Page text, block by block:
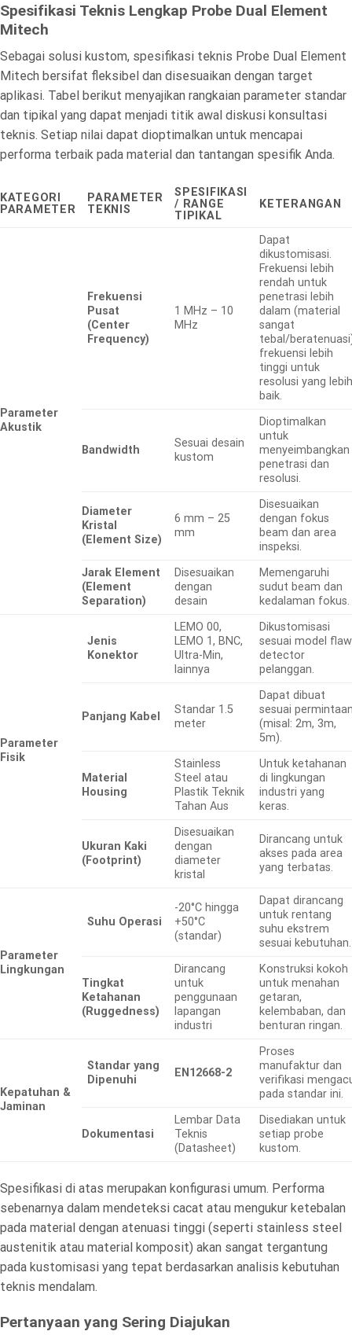
Spesifikasi Teknis Lengkap Probe Dual Element
Mitech
Sebagai solusi kustom, spesifikasi teknis Probe Dual Element
Mitech bersifat fleksibel dan disesuaikan dengan target
aplikasi. Tabel berikut menyajikan rangkaian parameter standar
dan tipikal yang dapat menjadi titik awal diskusi konsultasi
teknis. Setiap nilai dapat dioptimalkan untuk mencapai
performa terbaik pada material dan tantangan spesifik Anda.
KATEGORI
PARAMETER
PARAMETER
TEKNIS
SPESIFIKASI
/ RANGE
TIPIKAL
KETERANGAN
Parameter
Akustik
Frekuensi
Pusat
(Center
Frequency)
1 MHz – 10
MHz
Dapat
dikustomisasi.
Frekuensi lebih
rendah untuk
penetrasi lebih
dalam (material
sangat
tebal/
frekuensi lebih
tinggi untuk
resolusi yang
baik.
Bandwidth
Sesuai desain
kustom
Dioptimalkan
untuk
menyeimbangkan
penetrasi dan
resolusi.
Diameter
Kristal
(Element Size)
6 mm – 25
mm
Disesuaikan
dengan fokus
beam dan area
inspeksi.
Jarak Element
(Element
Separation)
Disesuaikan
dengan
desain
Memengaruhi
sudut beam dan
kedalaman fokus.
Parameter
Fisik
Jenis
Konektor
LEMO 00,
LEMO 1, BNC,
Ultra-Min,
lainnya
Dikustomisasi
sesuai model flaw
detector
pelanggan.
Panjang Kabel
Standar 1.5
meter
Dapat dibuat
sesuai
(misal: 2m, 3m,
5m).
Material
Housing
Stainless
Steel atau
Plastik Teknik
Tahan Aus
Untuk ketahanan
di lingkungan
industri yang
keras.
Ukuran Kaki
(Footprint)
Disesuaikan
dengan
diameter
kristal
Dirancang untuk
akses pada area
yang terbatas.
Parameter
Lingkungan
Suhu Operasi
-20°C hingga
+50°C
(standar)
Dapat dirancang
untuk rentang
suhu ekstrem
sesuai kebutuhan.
Tingkat
Ketahanan
(Ruggedness)
Dirancang
untuk
penggunaan
lapangan
industri
Konstruksi kokoh
untuk menahan
getaran,
kelembaban, dan
benturan ringan.
Kepatuhan &
Jaminan
Standar yang
Dipenuhi
EN12668-2
Proses
manufaktur dan
verifikasi
pada standar ini.
Dokumentasi
Lembar Data
Teknis
(Datasheet)
Disediakan untuk
setiap probe
kustom.
Spesifikasi di atas merupakan konfigurasi umum. Performa
sebenarnya dalam mendeteksi cacat atau mengukur ketebalan
pada material dengan atenuasi tinggi (seperti stainless steel
austenitik atau material komposit) akan sangat tergantung
pada kustomisasi yang tepat berdasarkan analisis kebutuhan
teknis mendalam.
Pertanyaan yang Sering Diajukan